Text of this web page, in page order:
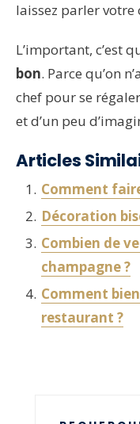
laissez parler votre
L’important, c’est
bon. Parce qu’on
chef pour se
et d’un peu
Articles
Comment
Décoration
Combien de
champagne ?
Comment
restaurant ?